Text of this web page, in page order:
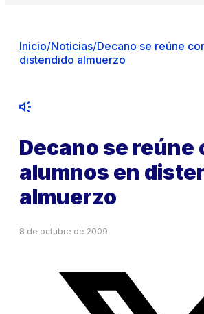
Inicio/Noticias/Decano se reúne
distendido almuerzo
Decano se reúne
alumnos en
almuerzo
8 de octubre de 2009